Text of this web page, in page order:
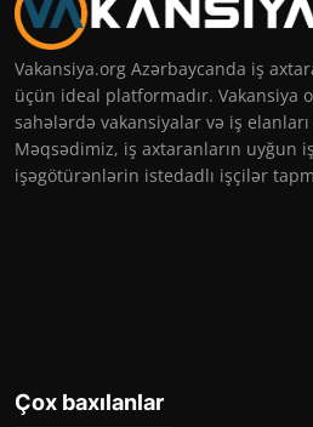
Vakansiya.org Azərbaycanda iş
üçün ideal platformadır. Vakansiya
sahələrdə vakansiyalar və iş
Məqsədimiz, iş axtaranların uyğun
işəgötürənlərin istedadlı işçilər
Çox baxılanlar